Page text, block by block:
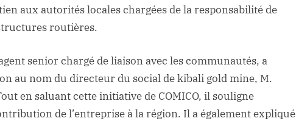
traitant
Kibali
aux autorités locales chargées de la responsabilité de
routières.
senior chargé de liaison avec les communautés, a
au nom du directeur du social de kibali gold mine, M.
en saluant cette initiative de COMICO, il souligne
de l’entreprise à la région. Il a également expliqué